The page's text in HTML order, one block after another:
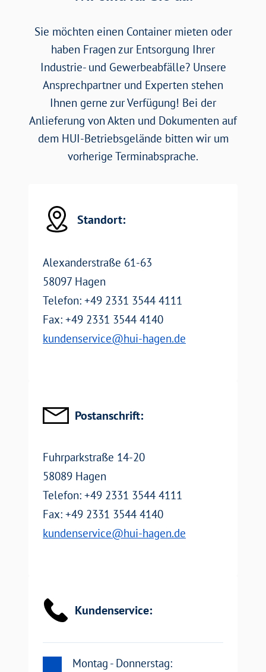
Sie möchten einen Container mieten oder
haben Fragen zur Entsorgung Ihrer
Industrie- und Gewerbeabfälle? Unsere
Ansprechpartner und Experten stehen
Ihnen gerne zur Verfügung! Bei der
Anlieferung von Akten und Dokumenten auf
dem HUI-Betriebsgelände bitten wir um
vorherige Terminabsprache.
Standort:
Alexanderstraße 61-63
58097 Hagen
Telefon: +49 2331 3544 4111
Fax: +49 2331 3544 4140
EMail:
kundenservice@hui-hagen.de
Postanschrift:
Fuhrparkstraße 14-20
58089 Hagen
Telefon: +49 2331 3544 4111
Fax: +49 2331 3544 4140
EMail:
kundenservice@hui-hagen.de
Kundenservice:
Montag - Donnerstag: